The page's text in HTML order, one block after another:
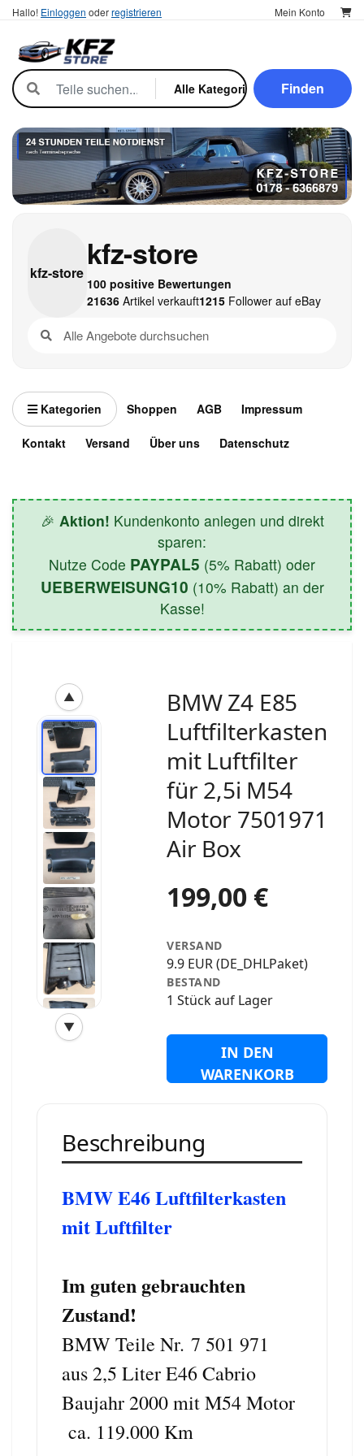
Hallo! Einloggen oderregistrieren Mein Konto
Finden
kfz-store
kfz-store
100 positive Bewertungen
21636Artikel verkauft1215Follower auf eBay
Kategorien Shoppen AGB Impressum
Kontakt Versand Über uns Datenschutz
🎉 Aktion! Kundenkonto anlegen und direkt
sparen:
Nutze Code PAYPAL5 (5% Rabatt) oder
UEBERWEISUNG10 (10% Rabatt) an der
Kasse!
▲
▼
‹
BMW Z4 E85
Luftfilterkasten
mit Luftfilter
für 2,5i M54
Motor 7501971
Air Box
199,00 €
VERSAND
9.9 EUR (DE_DHLPaket)
BESTAND
1 Stück auf Lager
IN DEN
WARENKORB
Beschreibung
BMW E46 Luftfilterkasten
mit Luftfilter
Im guten gebrauchten
Zustand!
BMW Teile Nr. 7 501 971
aus 2,5 Liter E46 Cabrio
Baujahr 2000 mit M54 Motor
ca. 119.000 Km